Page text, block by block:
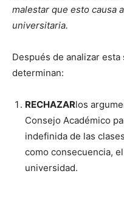
malestar que esto causa
universitaria.
Después de analizar
determinan:
RECHAZARlos
Consejo Académico
indefinida de las
como consecuencia,
universidad.